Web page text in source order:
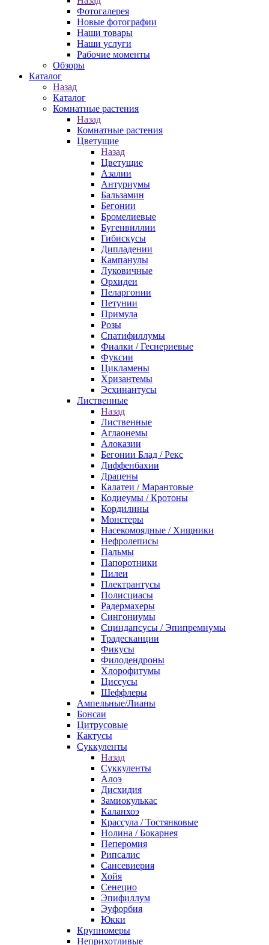
Фотогалерея
Новые фотографии
Наши товары
Наши услуги
Рабочие моменты
Обзоры
Каталог
Назад
Каталог
Комнатные растения
Назад
Комнатные растения
Цветущие
Назад
Цветущие
Азалии
Антуриумы
Бальзамин
Бегонии
Бромелиевые
Бугенвиллии
Гибискусы
Дипладении
Кампанулы
Луковичные
Орхидеи
Пеларгонии
Петунии
Примула
Розы
Спатифиллумы
Фиалки / Геснериевые
Фуксии
Цикламены
Хризантемы
Эсхинантусы
Лиственные
Назад
Лиственные
Аглаонемы
Алоказии
Бегонии Блад / Рекс
Диффенбахии
Драцены
Калатеи / Марантовые
Кодиеумы / Кротоны
Кордилины
Монстеры
Насекомоядные / Хищники
Нефролеписы
Пальмы
Папоротники
Пилеи
Плектрантусы
Полисциасы
Радермахеры
Сингониумы
Сциндапсусы / Эпипремнумы
Традесканции
Фикусы
Филодендроны
Хлорофитумы
Циссусы
Шеффлеры
Ампельные/Лианы
Бонсаи
Цитрусовые
Кактусы
Суккуленты
Назад
Суккуленты
Алоэ
Дисхидия
Замиокулькас
Каланхоэ
Крассула / Тостянковые
Нолина / Бокарнея
Пеперомия
Рипсалис
Сансевиерия
Хойя
Сенецио
Эпифиллум
Эуфорбия
Юкки
Крупномеры
Неприхотливые